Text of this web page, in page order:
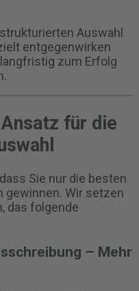
Auswahl
entgegenwirken
zum Erfolg
für die
Sie nur die besten
gewinnen. Wir setzen
das folgende
– Mehr